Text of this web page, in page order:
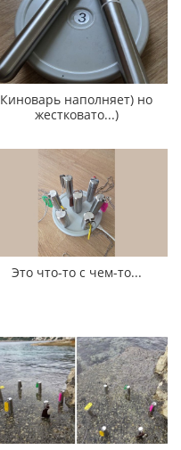
Киноварь наполняет) но
жестковато...)
Это что-то с чем-то...